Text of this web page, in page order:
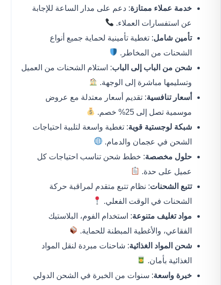
خدمة عملاء ممتازة: دعم على مدار الساعة للإجابة
عن استفسارات العملاء.
تأمين شامل: تغطية تأمينية لحماية جميع أنواع
الشحنات من المخاطر.
شحن من الباب إلى الباب: استلام الشحنات من العميل
وتسليمها مباشرة إلى الوجهة.
أسعار تنافسية: تقديم أسعار معتدلة مع عروض
موسمية تصل إلى 25% خصم.
شبكة لوجستية قوية: تغطية واسعة لتلبية احتياجات
الشحن في عجمان والدمام.
حلول مخصصة: خطط شحن تناسب احتياجات كل
عميل على حدة.
تتبع الشحنات: نظام تتبع متقدم لمراقبة حركة
الشحنات في الوقت الفعلي.
مواد تغليف متنوعة: استخدام الفوم، البلاستيك
الفقاعي، والأغطية المبطنة للحماية.
شحن المواد الغذائية: شاحنات مبردة لنقل المواد
الغذائية بأمان.
خبرة واسعة: سنوات من الخبرة في الشحن الدولي